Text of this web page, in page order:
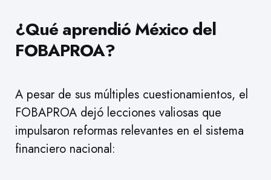
¿Qué aprendió México del
FOBAPROA?
A pesar de sus múltiples cuestionamientos, el
FOBAPROA dejó lecciones valiosas que
impulsaron reformas relevantes en el sistema
financiero nacional: